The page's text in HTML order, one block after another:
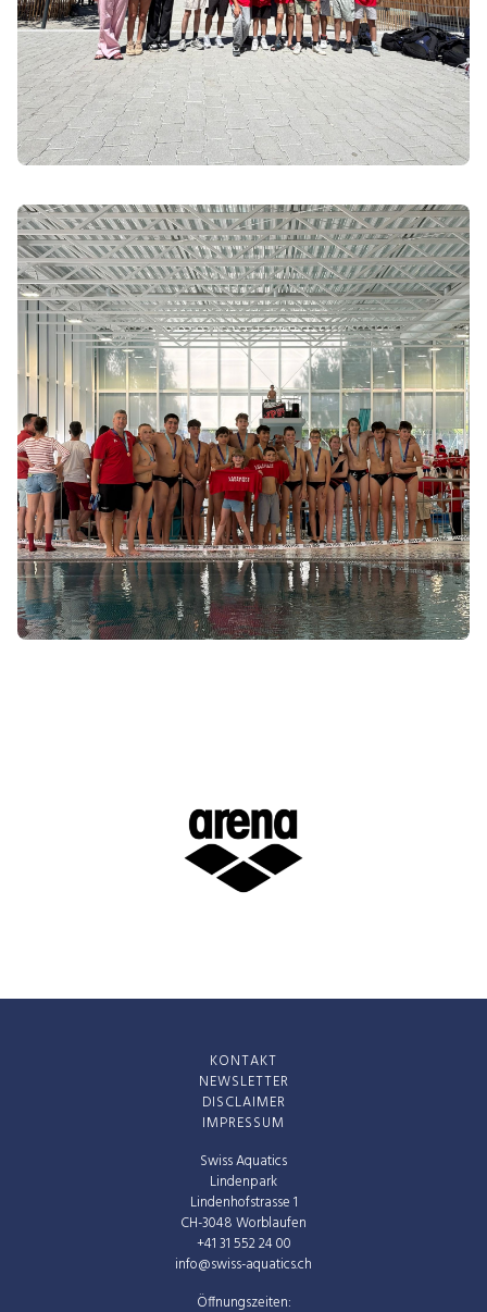
Swiss Aquatics
Lindenpark
Lindenhofstrasse 1
CH-3048 Worblaufen
+41 31 552 24 00
info@swiss-aquatics.ch
Öffnungszeiten:
KONTAKT
NEWSLETTER
DISCLAIMER
IMPRESSUM